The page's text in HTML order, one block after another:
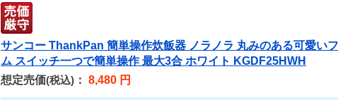
サンコー ThankPan 簡単操作炊飯器 ノラノラ 丸みのある可愛い
ム スイッチ一つで簡単操作 最大3合 ホワイト KGDF25HWH
想定売価(税込) ： 8,480 円